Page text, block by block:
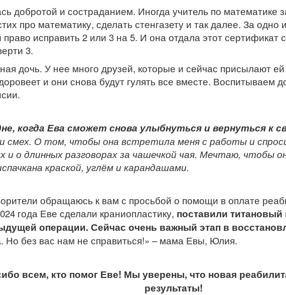
добротой и состраданием. Иногда учитель по математике
про математику, сделать стенгазету и так далее. За одно
исправить 2 или 3 на 5. И она отдала этот сертификат
3.
дочь. У нее много друзей, которые и сейчас присылают
и они снова будут гулять все вместе. Воспитываем
когда Ева сможет снова улыбнуться и вернуться к
смех. О том, чтобы она встретила меня с работы и
о длинных разговорах за чашечкой чая. Мечтаю, чтобы
краской, углём и карандашами.
обращаюсь к вам с просьбой о помощи в оплате
года Еве сделали краниопластику, поставили
операции. Сейчас очень важный этап в
. Но без вас нам не справиться!» – мама Евы, Юлия.
всем, кто помог Еве! Мы уверены, что новая
результаты!